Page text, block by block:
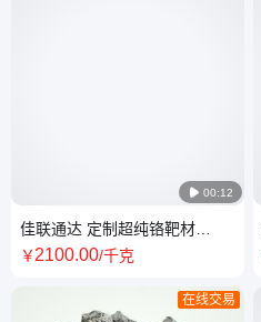
 00:12
佳联通达 定制超纯铬靶材
99.95%高纯度 银白色金属圆靶
￥2100.00/千克
在线交易